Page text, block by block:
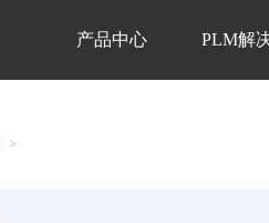
产品中心 PLM解
>